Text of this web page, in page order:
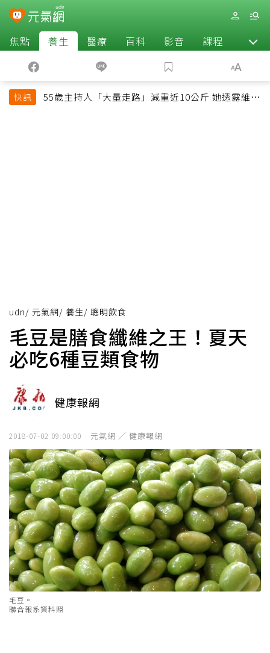
焦點 養生 醫療 百科 影音 課程 退休
快訊
55歲主持人「大量走路」減重近10公斤 她透露維持
udn/ 元氣網/ 養生/ 聰明飲食
毛豆是膳食纖維之王！夏天
必吃6種豆類食物
健康報網
2018-07-02 09:00:00 元氣網 ／ 健康報網
毛豆。
聯合報系資料照